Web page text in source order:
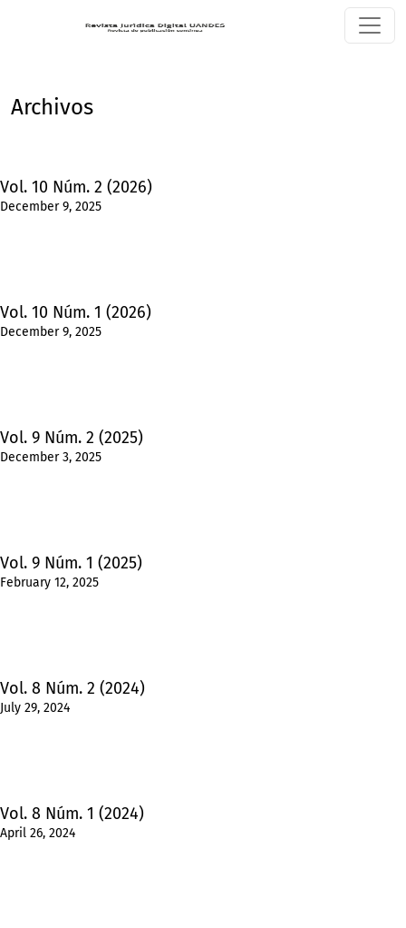
Archivos
Vol. 10 Núm. 2 (2026)
December 9, 2025
Vol. 10 Núm. 1 (2026)
December 9, 2025
Vol. 9 Núm. 2 (2025)
December 3, 2025
Vol. 9 Núm. 1 (2025)
February 12, 2025
Vol. 8 Núm. 2 (2024)
July 29, 2024
Vol. 8 Núm. 1 (2024)
April 26, 2024